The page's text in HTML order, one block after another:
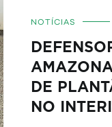
NOTÍCIAS
DE
NO